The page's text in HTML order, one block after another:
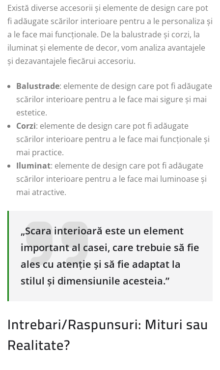
Există diverse accesorii și elemente de design care pot
fi adăugate scărilor interioare pentru a le personaliza și
a le face mai funcționale. De la balustrade și corzi, la
iluminat și elemente de decor, vom analiza avantajele
și dezavantajele fiecărui accesoriu.
Balustrade: elemente de design care pot fi adăugate
scărilor interioare pentru a le face mai sigure și mai
estetice.
Corzi: elemente de design care pot fi adăugate
scărilor interioare pentru a le face mai funcționale și
mai practice.
Iluminat: elemente de design care pot fi adăugate
scărilor interioare pentru a le face mai luminoase și
mai atractive.
„Scara interioară este un element
important al casei, care trebuie să fie
ales cu atenție și să fie adaptat la
stilul și dimensiunile acesteia.”
Intrebari/Raspunsuri: Mituri sau
Realitate?